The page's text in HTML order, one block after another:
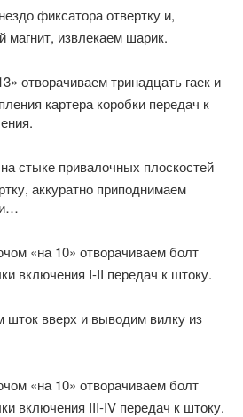
фиксатора отвертку и,
магнит, извлекаем шарик.
отворачиваем тринадцать гаек и
картера коробки передач к
стыке привалочных плоскостей
аккуратно приподнимаем
«на 10» отворачиваем болт
включения I-II передач к штоку.
шток вверх и выводим вилку из
«на 10» отворачиваем болт
включения III-IV передач к штоку.